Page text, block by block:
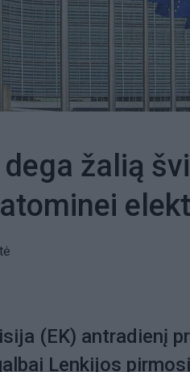
žalią
(EK) antradienį
Lenkijos